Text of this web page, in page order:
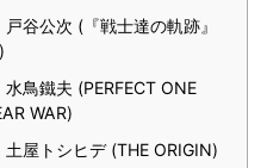
戸谷公次 (『戦士達の軌跡』
水鳥鐵夫 (PERFECT ONE
WAR)
土屋トシヒデ (THE ORIGIN)